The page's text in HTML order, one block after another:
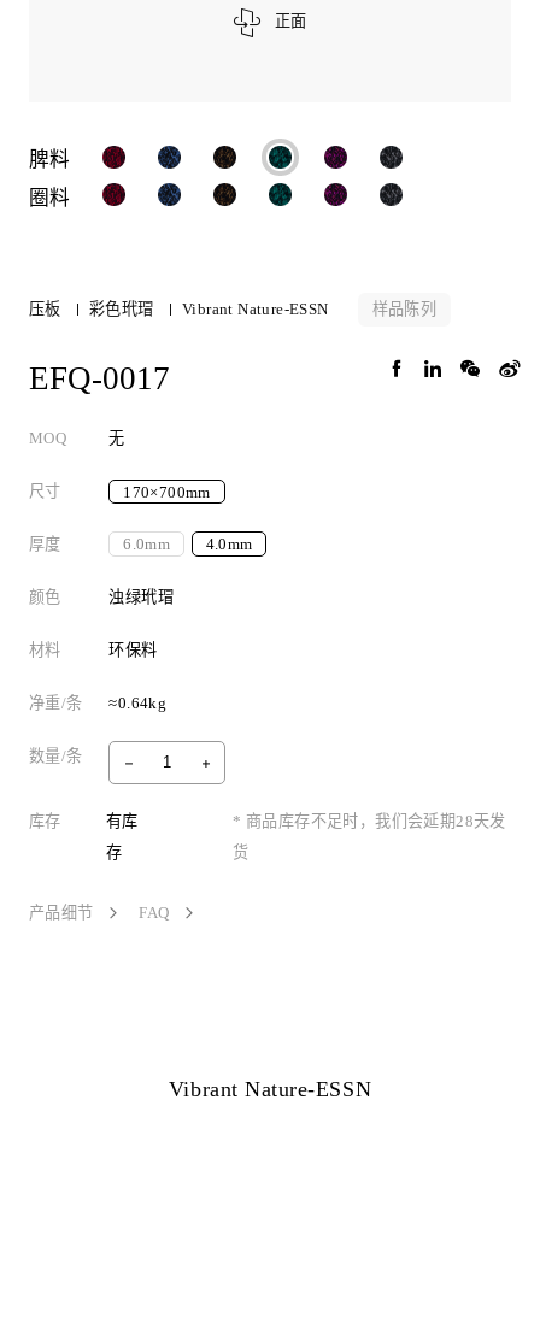
正面
脾料
圈料
压板 彩色玳瑁 Vibrant Nature-ESSN 样品陈列
EFQ-0017
MOQ 无
尺寸 170×700mm
厚度 6.0mm 4.0mm
颜色 浊绿玳瑁
材料 环保料
净重/条 ≈0.64kg
数量/条
库存
有库
存
* 商品库存不足时，我们会延期28天发
货
产品细节 FAQ
Vibrant Nature-ESSN